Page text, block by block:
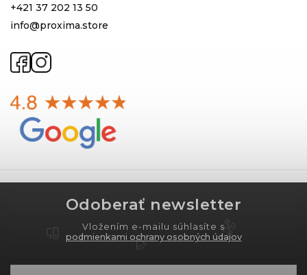
+421 37 202 13 50
info@proxima.store
Odoberať newsletter
Vložením e-mailu súhlasíte s
podmienkami ochrany osobných údajov